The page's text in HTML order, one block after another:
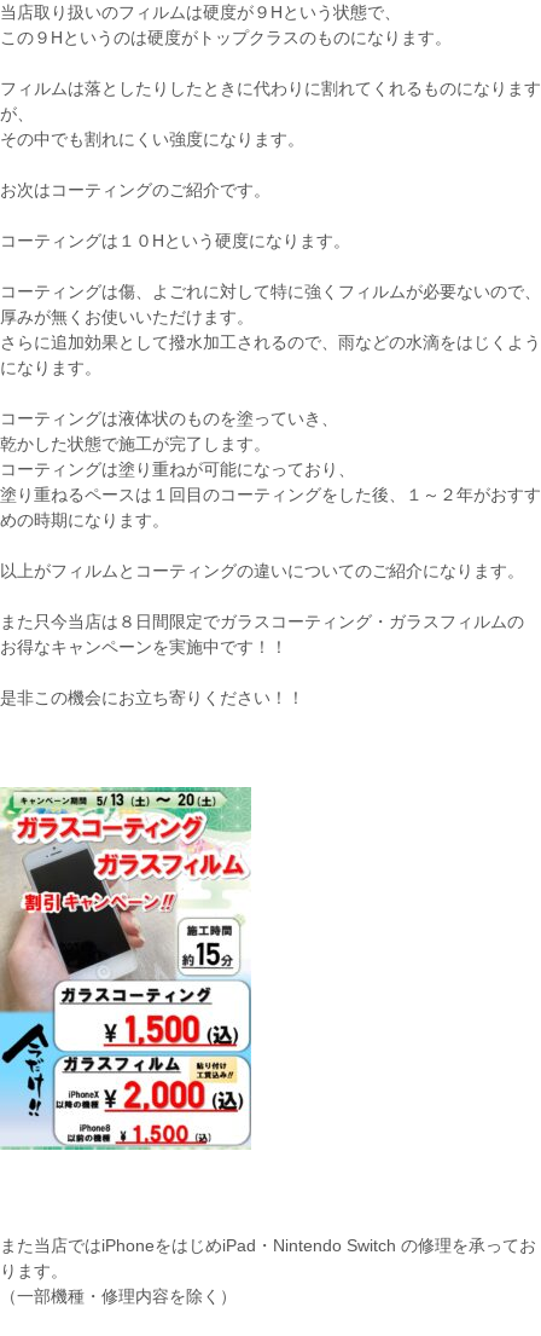
当店取り扱いのフィルムは硬度が９Hという状態で、
この９Hというのは硬度がトップクラスのものになります。
フィルムは落としたりしたときに代わりに割れてくれるものになります
が、
その中でも割れにくい強度になります。
お次はコーティングのご紹介です。
コーティングは１０Hという硬度になります。
コーティングは傷、よごれに対して特に強くフィルムが必要ないので、
厚みが無くお使いいただけます。
さらに追加効果として撥水加工されるので、雨などの水滴をはじくよう
になります。
コーティングは液体状のものを塗っていき、
乾かした状態で施工が完了します。
コーティングは塗り重ねが可能になっており、
塗り重ねるペースは１回目のコーティングをした後、１～２年がおすす
めの時期になります。
以上がフィルムとコーティングの違いについてのご紹介になります。
また只今当店は８日間限定でガラスコーティング・ガラスフィルムの
お得なキャンペーンを実施中です！！
是非この機会にお立ち寄りください！！
また当店ではiPhoneをはじめiPad・Nintendo Switch の修理を承ってお
ります。
（一部機種・修理内容を除く）